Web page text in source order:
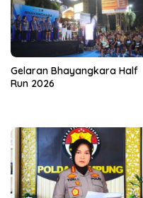
Gelaran Bhayangkara Half
Run 2026